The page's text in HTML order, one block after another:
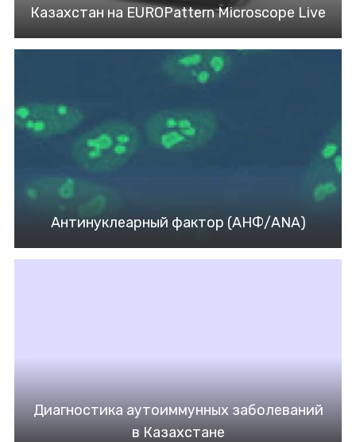
Казахстан на EUROPattern Microscope Live
Антинуклеарный фактор (АНФ/ANA)
Диагностика аутоиммунных заболеваний
в Казахстане